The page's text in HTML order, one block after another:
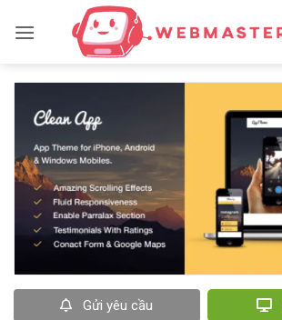
qua
dung
Gửi yêu cầu